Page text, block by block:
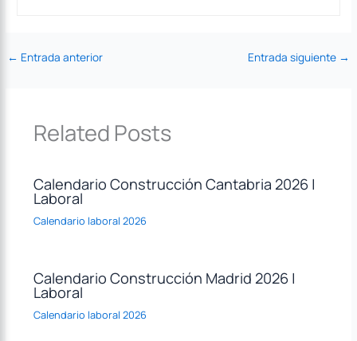
← Entrada anterior Entrada siguiente →
Related Posts
Calendario Construcción Cantabria 2026 |
Laboral
Calendario laboral 2026
Calendario Construcción Madrid 2026 |
Laboral
Calendario laboral 2026